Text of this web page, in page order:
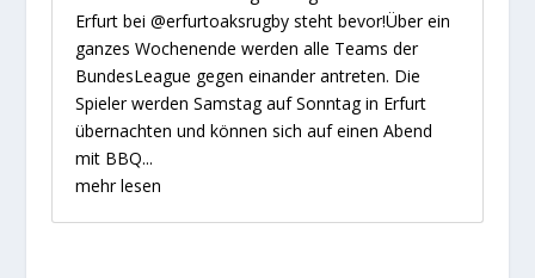
Erfurt bei @erfurtoaksrugby steht bevor!Über ein
ganzes Wochenende werden alle Teams der
BundesLeague gegen einander antreten. Die
Spieler werden Samstag auf Sonntag in Erfurt
übernachten und können sich auf einen Abend
mit BBQ...
mehr lesen